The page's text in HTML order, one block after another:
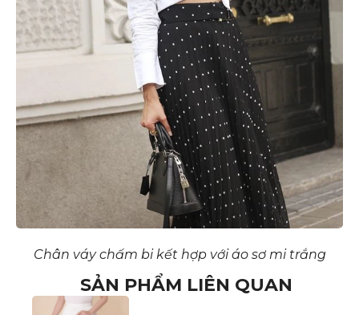
Chân váy chấm bi kết hợp với áo sơ mi trắng
SẢN PHẨM LIÊN QUAN